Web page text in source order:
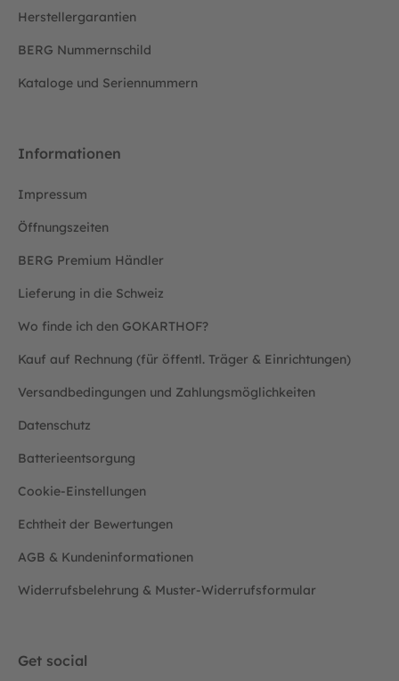
Herstellergarantien
BERG Nummernschild
Kataloge und Seriennummern
Informationen
Impressum
Öffnungszeiten
BERG Premium Händler
Lieferung in die Schweiz
Wo finde ich den GOKARTHOF?
Kauf auf Rechnung (für öffentl. Träger & Einrichtungen)
Versandbedingungen und Zahlungsmöglichkeiten
Datenschutz
Batterieentsorgung
Cookie-Einstellungen
Echtheit der Bewertungen
AGB & Kundeninformationen
Widerrufsbelehrung & Muster-Widerrufsformular
Get social